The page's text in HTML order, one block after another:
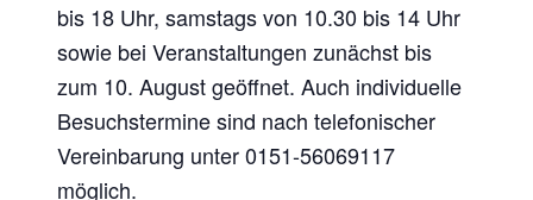
bis 18 Uhr, samstags von 10.30 bis 14 Uhr
sowie bei Veranstaltungen zunächst bis
zum 10. August geöffnet. Auch individuelle
Besuchstermine sind nach telefonischer
Vereinbarung unter 0151-56069117
möglich.